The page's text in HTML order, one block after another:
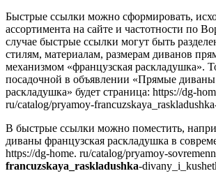
Быстрые ссылки можно сформировать,
ассортимента на сайте и частотности по
случае быстрые ссылки могут быть
стилям, материалам, размерам диванов
механизмом «французская раскладушка».
посадочной в объявлении «Прямые диваны
раскладушка» будет страница: https://dg-
ru/catalog/pryamoy-
В быстрые ссылки можно поместить,
диваны французская раскладушка в
https://dg-home. ru/catalog/pryamoy-
francuzskaya_raskladushka-